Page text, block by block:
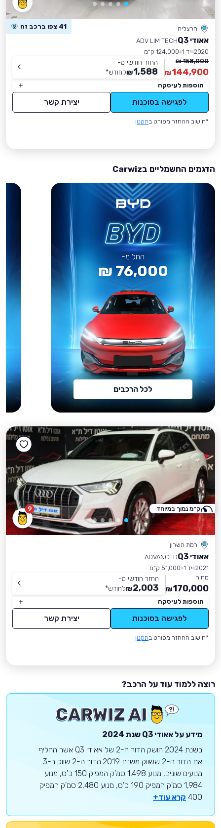
הרצליה 41 צפו ברכב זה
אאודי Q3
ADV LIM TECH
2020 יד 1
124,000 ק״מ
158,000 ₪
144,900
₪
החזר חודשי מ-
1,588
₪לחודש*
תוספות לעיסקה
לפגישה בסוכנות יצירת קשר
*חישוב ההחזר מפורט בתקנון
הדגמים החשמליים בCarwiz
החל מ-
76,000 ₪
לכל הרכבים
9
רמת השרון
אאודי Q3
ADVANCED
2021 יד 1
51,000 ק״מ
מחיר
170,000
₪
החזר חודשי מ-
2,003
₪לחודש*
תוספות לעיסקה
לפגישה בסוכנות יצירת קשר
*חישוב ההחזר מפורט בתקנון
ק״מ נמוך במיוחד
רוצה ללמוד עוד על הרכב?
מידע על אאודי Q3 שנת 2024
בשנת 2024 הושק הדור ה-2 של אאודי Q3 אשר החליף
את הדור ה-2 ששווק משנת 2019.הדור ה-2 שווק ב-3
מנועים שונים, מנוע 1,498 סמ'ק המפיק 150 כ'ס, מנוע
1,984 סמ'ק המפיק 190 כ'ס, מנוע 2,480 סמ'ק המפיק
400 קרא עוד+